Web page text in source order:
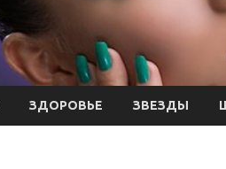
ЗДОРОВЬЕ ЗВЕЗДЫ